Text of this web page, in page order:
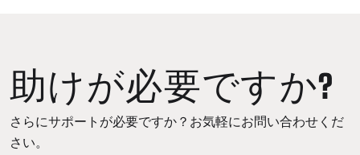
助けが必要ですか?
さらにサポートが必要ですか？お気軽にお問い合わせくだ
さい。